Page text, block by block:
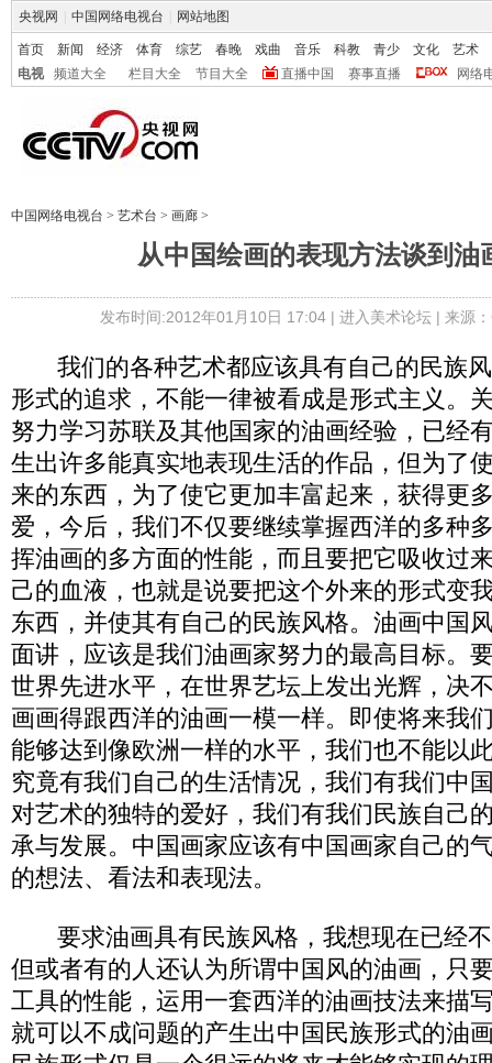
央视网 中国网络电视台 网站地图
首页 新闻 经济 体育 综艺 春晚 戏曲 音乐 科教 青少 文化
艺术
电视
频道大全 栏目大全 节目大全 直播中国 赛事直播 网络
中国网络电视台 > 艺术台 > 画廊 >
从中国绘画的表现方法谈到油
发布时间:2012年01月10日 17:04 | 进入美术论坛| 来源
我们的各种艺术都应该具有自己的民族风
形式的追求，不能一律被看成是形式主义。
努力学习苏联及其他国家的油画经验，已经
生出许多能真实地表现生活的作品，但为了
来的东西，为了使它更加丰富起来，获得更
爱，今后，我们不仅要继续掌握西洋的多种
挥油画的多方面的性能，而且要把它吸收过
己的血液，也就是说要把这个外来的形式变
东西，并使其有自己的民族风格。油画中国
面讲，应该是我们油画家努力的最高目标。
世界先进水平，在世界艺坛上发出光辉，决
画画得跟西洋的油画一模一样。即使将来我
能够达到像欧洲一样的水平，我们也不能以
究竟有我们自己的生活情况，我们有我们中
对艺术的独特的爱好，我们有我们民族自己
承与发展。中国画家应该有中国画家自己的
的想法、看法和表现法。
要求油画具有民族风格，我想现在已经不
但或者有的人还认为所谓中国风的油画，只
工具的性能，运用一套西洋的油画技法来描
就可以不成问题的产生出中国民族形式的油